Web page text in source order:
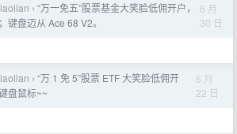
› “万一免五”股票基金大笑脸低佣开户，
键盘迈从 Ace 68 V2。
6 月
30 日
› “万 1 免 5”股票 ETF 大笑脸低佣开
盘鼠标~~
6 月
22 日